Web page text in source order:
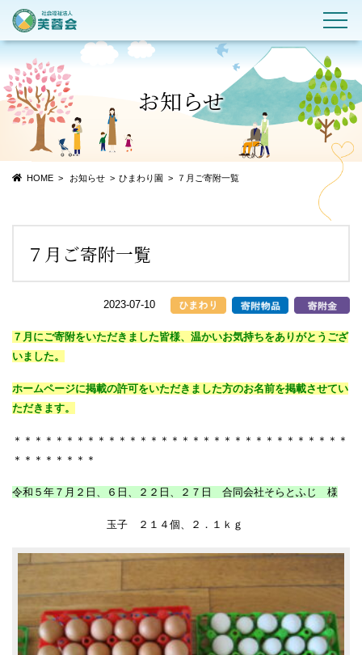
お知らせ
HOME お知らせ ひまわり園 ７月ご寄附一覧
７月ご寄附一覧
2023-07-10
７月にご寄附をいただきました皆様、温かいお気持ちをありがとうござ
いました。
ホームページに掲載の許可をいただきました方のお名前を掲載させてい
ただきます。
＊＊＊＊＊＊＊＊＊＊＊＊＊＊＊＊＊＊＊＊＊＊＊＊＊＊＊＊＊＊＊＊
＊＊＊＊＊＊＊＊
令和５年７月２日、６日、２２日、２７日 合同会社そらとふじ 様
玉子 ２１４個、２．１ｋｇ